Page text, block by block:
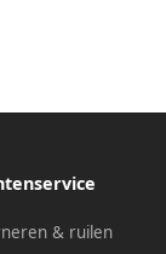
& ruilen